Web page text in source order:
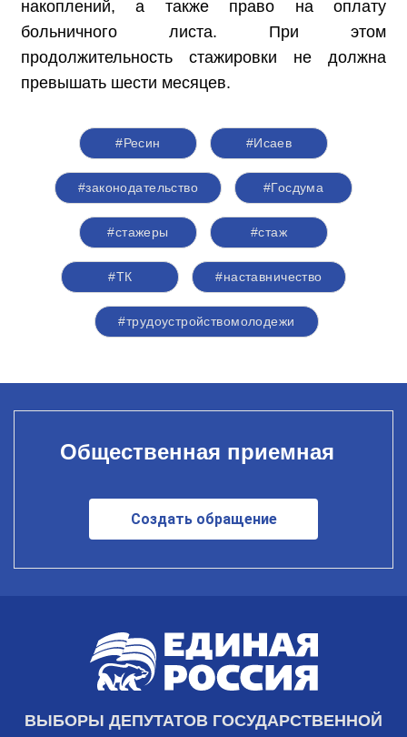
накоплений, а также право на оплату
больничного листа. При этом
продолжительность стажировки не должна
превышать шести месяцев.
#Ресин #Исаев
#законодательство #Госдума
#стажеры #стаж
#ТК #наставничество
#трудоустройствомолодежи
Общественная приемная
Создать обращение
ВЫБОРЫ ДЕПУТАТОВ ГОСУДАРСТВЕННОЙ